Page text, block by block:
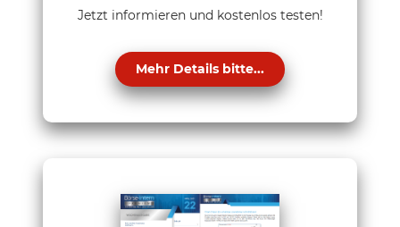
Jetzt informieren und kostenlos testen!
Mehr Details bitte...